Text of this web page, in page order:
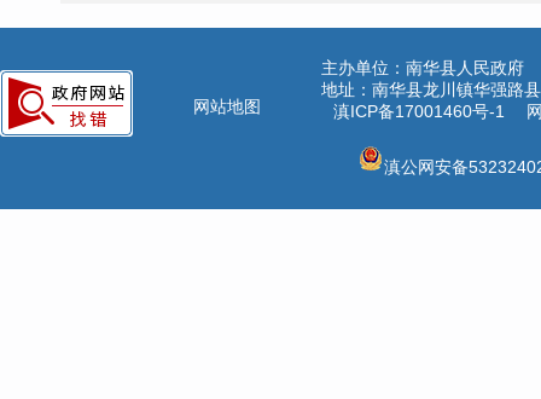
网站地图
主办单位：南华县人民政府
地址：南华县龙川镇华强
滇ICP备17001460号-1
滇公网安备